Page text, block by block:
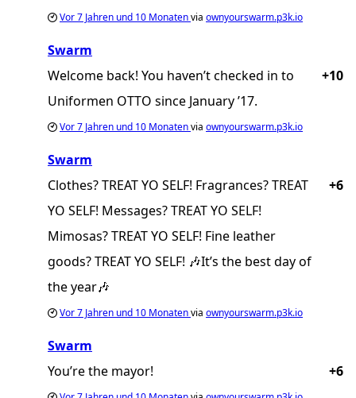
Vor7 Jahren und 10 Monatenvia ownyourswarm.p3k.io
Swarm
+10
Welcome back! You haven’t checked in to
Uniformen OTTO since January ’17.
Vor7 Jahren und 10 Monatenvia ownyourswarm.p3k.io
Swarm
+6
Clothes? TREAT YO SELF! Fragrances? TREAT
YO SELF! Messages? TREAT YO SELF!
Mimosas? TREAT YO SELF! Fine leather
goods? TREAT YO SELF! 🎶It’s the best day of
the year🎶
Vor7 Jahren und 10 Monatenvia ownyourswarm.p3k.io
Swarm
+6
You’re the mayor!